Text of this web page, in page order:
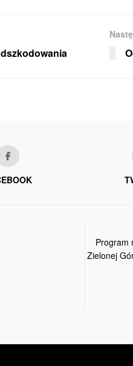
Program
Zielonej